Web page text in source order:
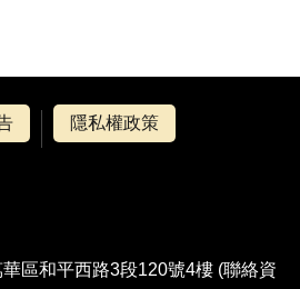
隱私權政策
區和平西路3段120號4樓 (聯絡資